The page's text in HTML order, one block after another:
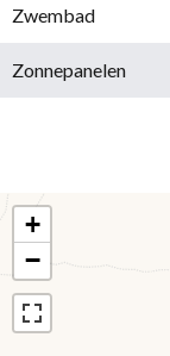
Zwembad
Zonnepanelen
+
−